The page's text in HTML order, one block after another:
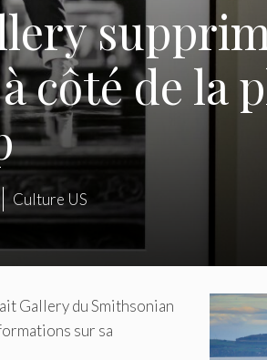
côté de la
Culture US
Gallery du Smithsonian
sur sa